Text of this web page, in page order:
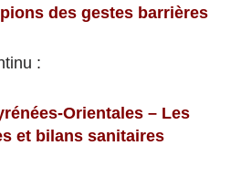
des gestes barrières
:
Orientales – Les
et bilans sanitaires